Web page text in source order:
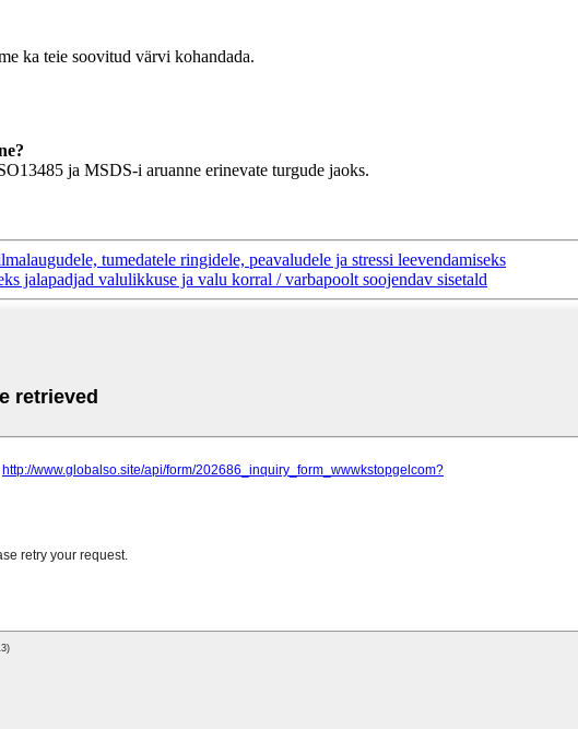
ka teie soovitud värvi kohandada.
ja MSDS-i aruanne erinevate turgude jaoks.
tumedatele ringidele, peavaludele ja stressi leevendamiseks
jalapadjad valulikkuse ja valu korral / varbapoolt soojendav sisetald